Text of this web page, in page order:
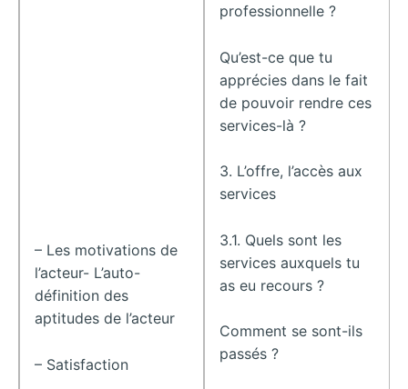
– Les motivations de
l’acteur- L’auto-
définition des
aptitudes de l’acteur
– Satisfaction
professionnelle ?
Qu’est-ce que tu
apprécies dans le fait
de pouvoir rendre ces
services-là ?
3. L’offre, l’accès aux
services
3.1. Quels sont les
services auxquels tu
as eu recours ?
Comment se sont-ils
passés ?